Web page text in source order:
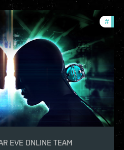
#
EVE ONLINE TEAM